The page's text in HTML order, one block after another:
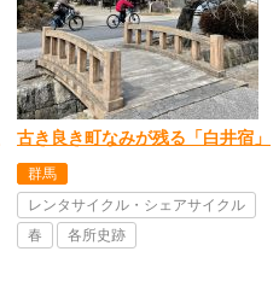
古き良き町なみが残る「白井宿」
群馬
レンタサイクル・シェアサイクル
春
各所史跡